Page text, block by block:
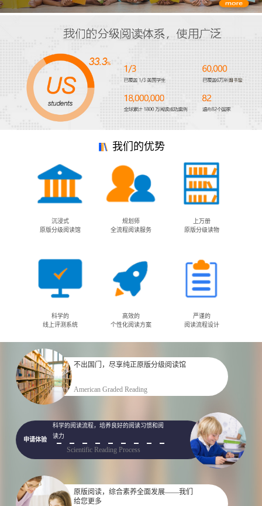
我们的优势
沉浸式
原版分级阅读馆
规划师
全流程阅读服务
上万册
原版分级读物
科学的
线上评测系统
高效的
个性化阅读方案
严谨的
阅读流程设计
不出国门，尽享纯正原版分级阅读馆
American Graded Reading
科学的阅读流程，培养良好的阅读习惯和阅
读力
Scientific Reading Process
申请体验
原版阅读，综合素养全面发展——我们
给您更多